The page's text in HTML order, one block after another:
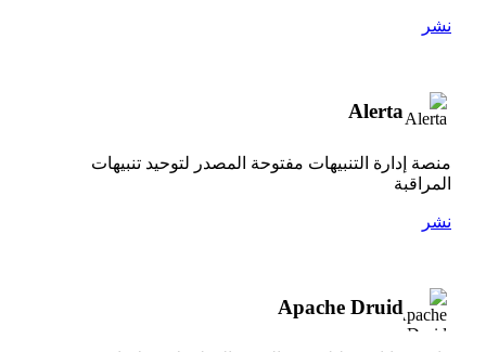
نشر
Alerta
منصة إدارة التنبيهات مفتوحة المصدر لتوحيد تنبيهات
المراقبة
نشر
Apache Druid